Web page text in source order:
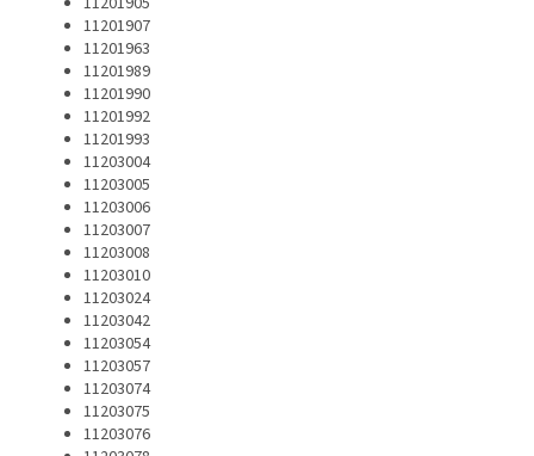
11201907
11201963
11201989
11201990
11201992
11201993
11203004
11203005
11203006
11203007
11203008
11203010
11203024
11203042
11203054
11203057
11203074
11203075
11203076